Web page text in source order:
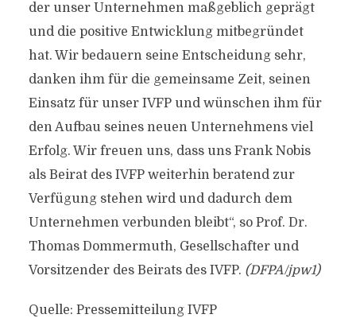
der unser Unternehmen maßgeblich geprägt
und die positive Entwicklung mitbegründet
hat. Wir bedauern seine Entscheidung sehr,
danken ihm für die gemeinsame Zeit, seinen
Einsatz für unser IVFP und wünschen ihm für
den Aufbau seines neuen Unternehmens viel
Erfolg. Wir freuen uns, dass uns Frank Nobis
als Beirat des IVFP weiterhin beratend zur
Verfügung stehen wird und dadurch dem
Unternehmen verbunden bleibt“, so Prof. Dr.
Thomas Dommermuth, Gesellschafter und
Vorsitzender des Beirats des IVFP. (DFPA/jpw1)
Quelle: Pressemitteilung IVFP